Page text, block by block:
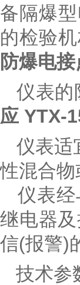
备隔爆
的检验
防爆电
仪表的
应 YTX-
仪表适
性混合
仪表经
继电器
信(报警)
技术参